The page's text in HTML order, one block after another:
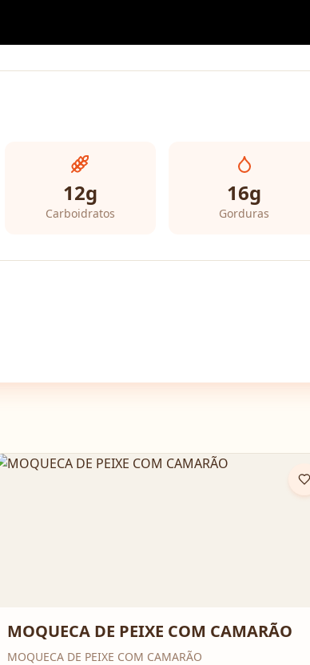
12g
Carboidratos
16g
Gorduras
MOQUECA DE PEIXE COM CAMARÃO
MOQUECA DE PEIXE COM CAMARÃO